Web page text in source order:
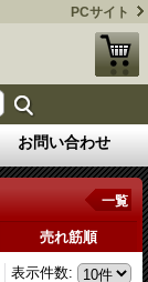
PCサイト
お問い合わせ
一覧
売れ筋順
表示件数: